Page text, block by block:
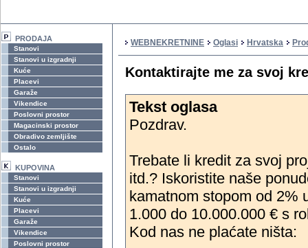
PRODAJA
Stanovi
Stanovi u izgradnji
Kuće
Placevi
Garaže
Vikendice
Poslovni prostor
Magacinski prostor
Obradivo zemljište
Ostalo
KUPOVINA
Stanovi
Stanovi u izgradnji
Kuće
Placevi
Garaže
Vikendice
Poslovni prostor
WEBNEKRETNINE Oglasi Hrvatska
Kontaktirajte me za svoj
Tekst oglasa
Pozdrav.
Trebate li kredit za svoj
itd.? Iskoristite naše
kamatnom stopom od 2%
1.000 do 10.000.000 € s
Kod nas ne plaćate ništa: